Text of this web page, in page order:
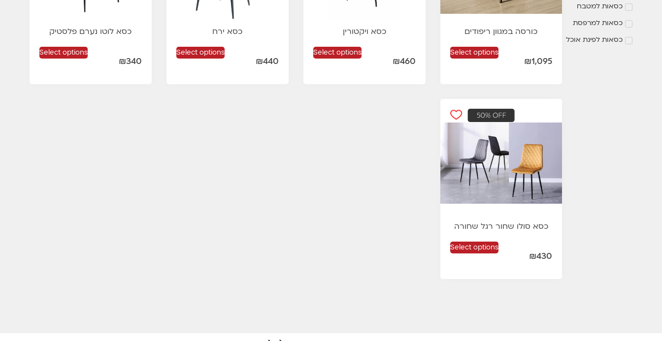
כסאות למטבח
כסאות למרפסת
כסאות לפינת אוכל
כורסה במגוון ריפודים
₪1,095
Select options
כסא ויקטורין
₪460
Select options
כסא ירח
₪440
Select options
כסא לוטו נערם פלסטיק
₪340
Select options
כסא סולו שחור רגל שחורה
₪430
Select options